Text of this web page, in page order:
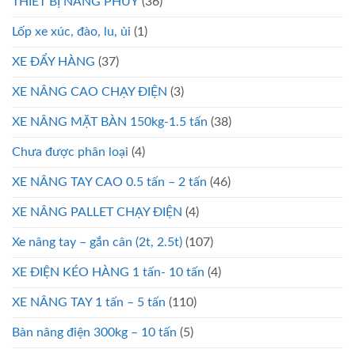
Lốp xe xúc, đào, lu, ủi (1)
XE ĐẨY HÀNG (37)
XE NÂNG CAO CHẠY ĐIỆN (3)
XE NÂNG MẶT BÀN 150kg-1.5 tấn (38)
Chưa được phân loại (4)
XE NÂNG TAY CAO 0.5 tấn – 2 tấn (46)
XE NÂNG PALLET CHẠY ĐIỆN (4)
Xe nâng tay – gắn cân (2t, 2.5t) (107)
XE ĐIỆN KÉO HÀNG 1 tấn- 10 tấn (4)
XE NÂNG TAY 1 tấn – 5 tấn (110)
Bàn nâng điện 300kg – 10 tấn (5)